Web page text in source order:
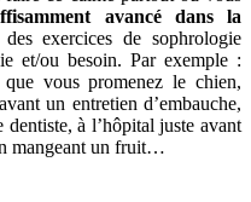
avancé dans la
exercices de sophrologie
et/ou besoin. Par exemple :
vous promenez le chien,
un entretien d’embauche,
dentiste, à l’hôpital juste avant
mangeant un fruit…